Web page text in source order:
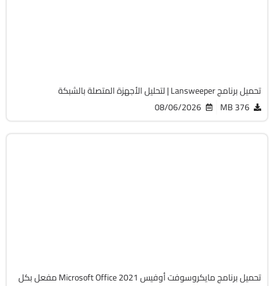
تحميل برنامج Lansweeper | لتحليل الأجهزة المتصلة بالشبكة
376 MB
08/06/2026
تحميل برنامج مايكروسوفت أوفيس Microsoft Office 2021 مفعل بكل